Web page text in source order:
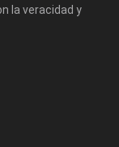
la veracidad y